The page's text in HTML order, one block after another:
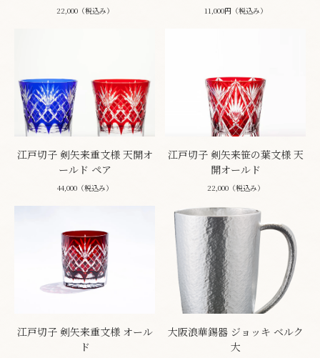
22,000（税込み） 11,000円（税込み）
江戸切子 剣矢来重文様 天開オ
ールド ペア
44,000（税込み）
江戸切子 剣矢来笹の葉文様 天
開オールド
22,000（税込み）
江戸切子 剣矢来重文様 オール
ド
大阪浪華錫器 ジョッキ ベルク
大